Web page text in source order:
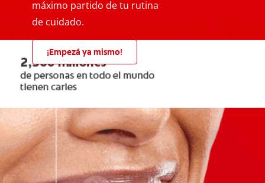
máximo partido de tu rutina
de cuidado.
¡Empezá ya mismo!